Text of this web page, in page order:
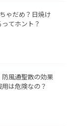
ゃだめ？日焼け
てホント？
防風通聖散の効果
は危険なの？